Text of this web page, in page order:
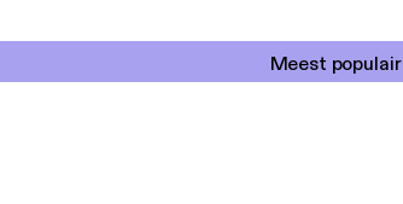
Meest populair